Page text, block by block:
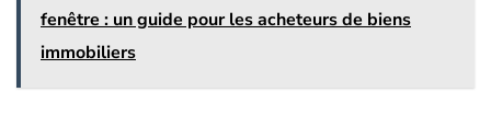
fenêtre : un guide pour les acheteurs de biens
immobiliers